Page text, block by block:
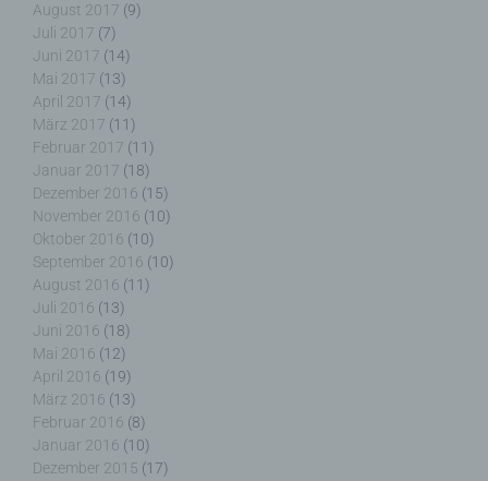
August 2017 (9)
Juli 2017 (7)
Juni 2017 (14)
Mai 2017 (13)
April 2017 (14)
März 2017 (11)
Februar 2017 (11)
Januar 2017 (18)
Dezember 2016 (15)
November 2016 (10)
Oktober 2016 (10)
September 2016 (10)
August 2016 (11)
Juli 2016 (13)
Juni 2016 (18)
Mai 2016 (12)
April 2016 (19)
März 2016 (13)
Februar 2016 (8)
Januar 2016 (10)
Dezember 2015 (17)
personenbezogene Daten erhalten, gelten jedoch
nicht als Empfänger.
j) Dritter
Dritter ist eine natürliche oder juristische Person,
Behörde, Einrichtung oder andere Stelle außer der
betroffenen Person, dem Verantwortlichen, dem
Auftragsverarbeiter und den Personen, die unter
der unmittelbaren Verantwortung des
Verantwortlichen oder des Auftragsverarbeiters
befugt sind, die personenbezogenen Daten zu
verarbeiten.
k) Einwilligung